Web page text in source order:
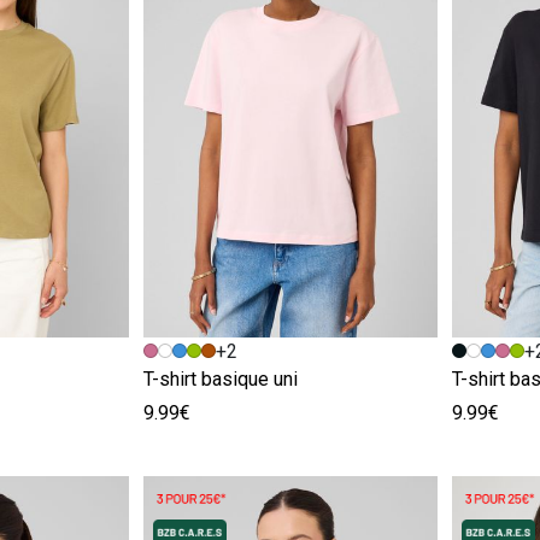
Image précédente
Image suivante
+2
T-shirt basique uni
9.99€
Image
Image
T-shirt
9.99€